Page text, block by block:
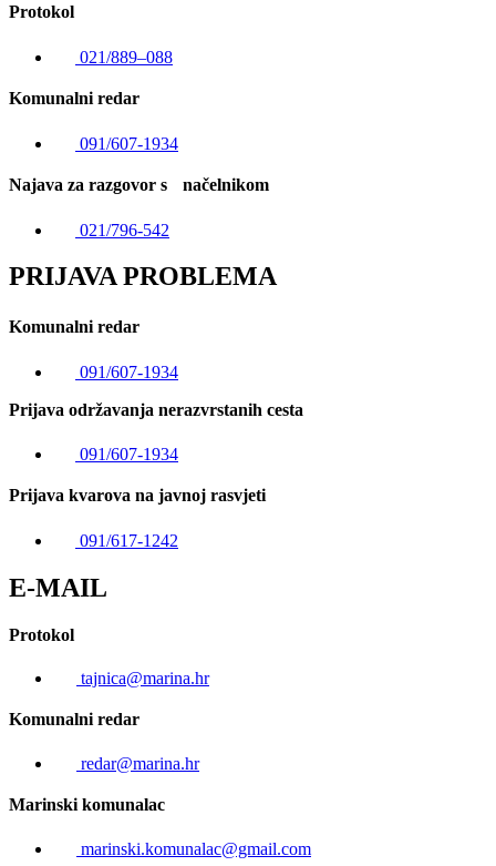
Protokol
021/889–088
Komunalni redar
091/607-1934
Najava za razgovor s načelnikom
021/796-542
PRIJAVA PROBLEMA
Komunalni redar
091/607-1934
Prijava održavanja nerazvrstanih cesta
091/607-1934
Prijava kvarova na javnoj rasvjeti
091/617-1242
E-MAIL
Protokol
tajnica@marina.hr
Komunalni redar
redar@marina.hr
Marinski komunalac
marinski.komunalac@gmail.com